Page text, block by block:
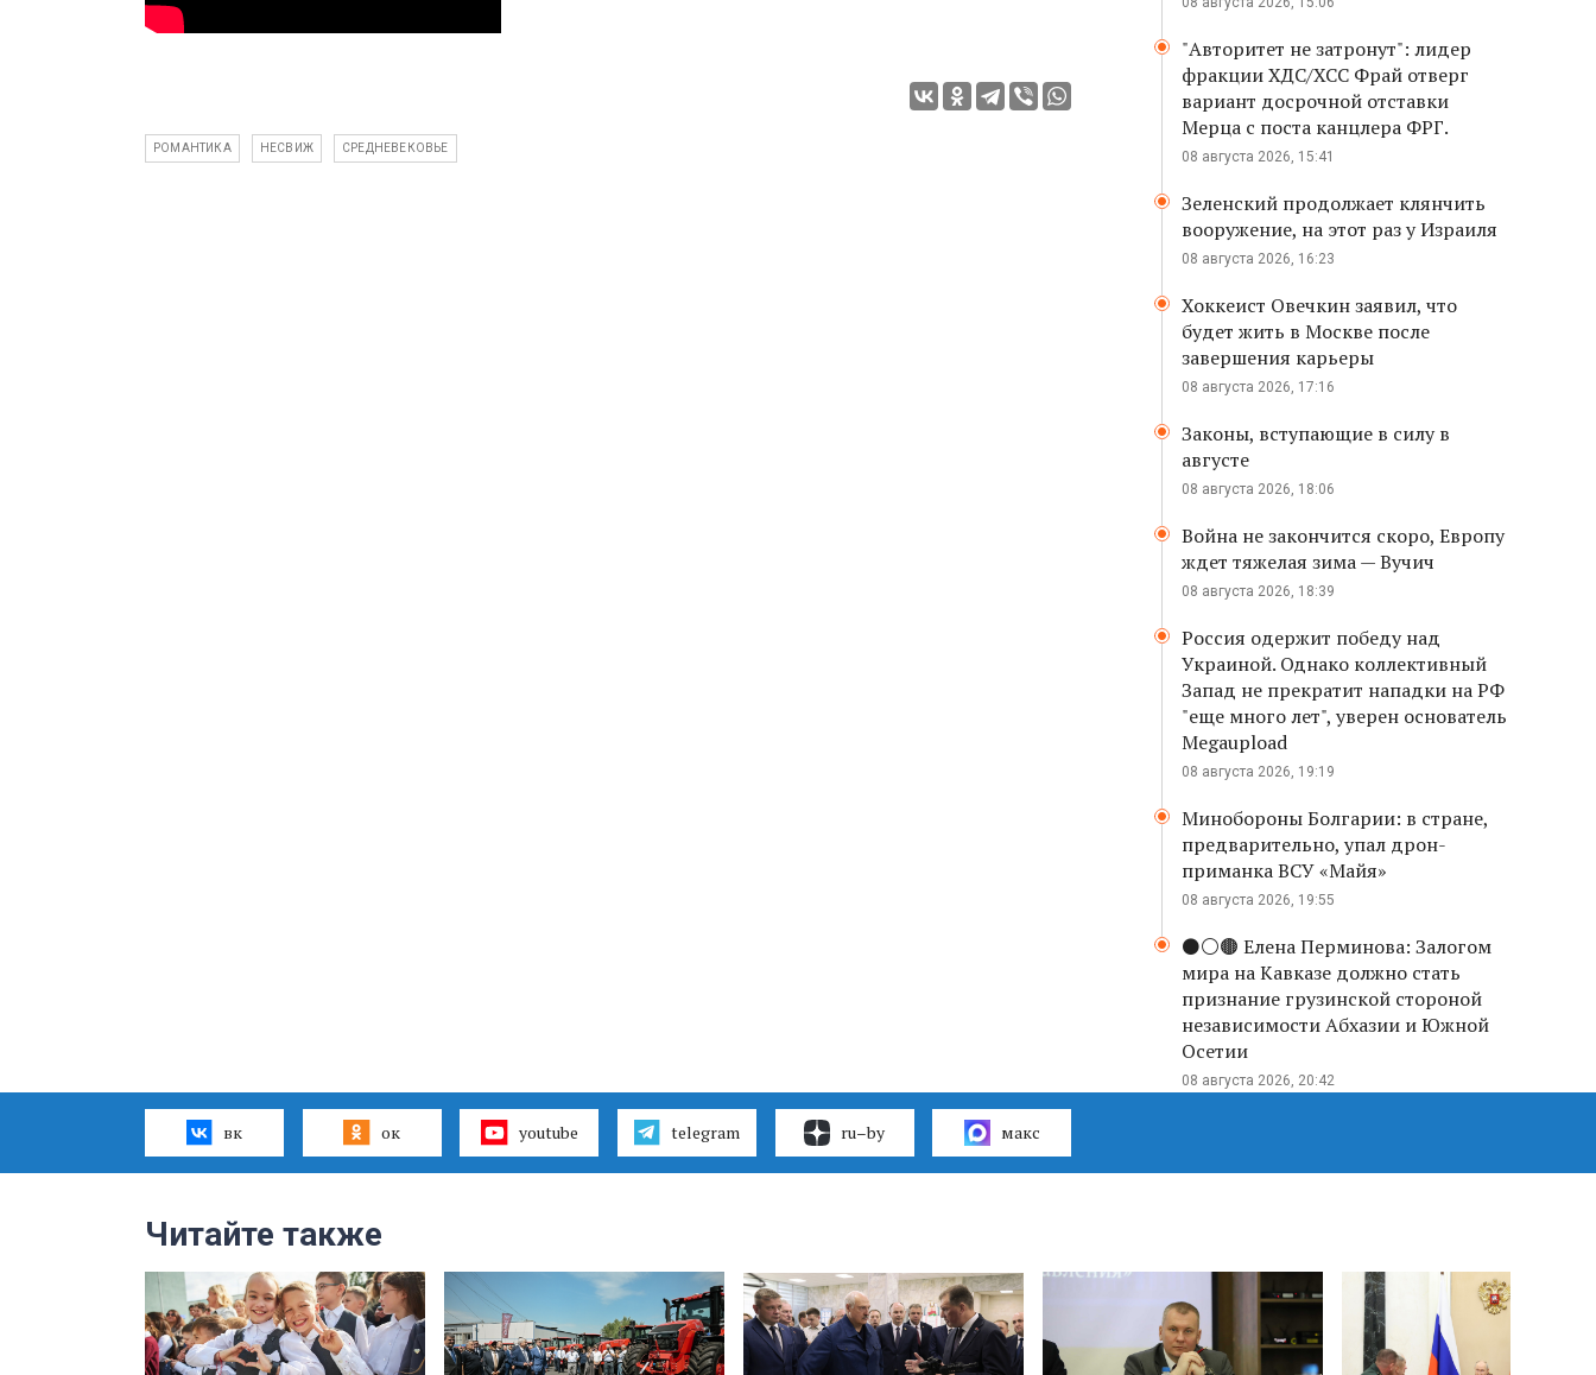
РОМАНТИКА НЕСВИЖ СРЕДНЕВЕКОВЬЕ
"Авторитет не затронут": лидер
фракции ХДС/ХСС Фрай отверг
вариант досрочной отставки
Мерца с поста канцлера ФРГ.
08 августа 2026, 15:41
Зеленский продолжает клянчить
вооружение, на этот раз у Израиля
08 августа 2026, 16:23
Хоккеист Овечкин заявил, что
будет жить в Москве после
завершения карьеры
08 августа 2026, 17:16
Законы, вступающие в силу в
августе
08 августа 2026, 18:06
Война не закончится скоро, Европу
ждет тяжелая зима — Вучич
08 августа 2026, 18:39
Россия одержит победу над
Украиной. Однако коллективный
Запад не прекратит нападки на РФ
"еще много лет", уверен основатель
Megaupload
08 августа 2026, 19:19
Минобороны Болгарии: в стране,
предварительно, упал дрон-
приманка ВСУ «Майя»
08 августа 2026, 19:55
⚫️⚪️🟤 Елена Перминова: Залогом
мира на Кавказе должно стать
признание грузинской стороной
независимости Абхазии и Южной
Осетии
08 августа 2026, 20:42
вк ок youtube telegram ru–by макс
Читайте также